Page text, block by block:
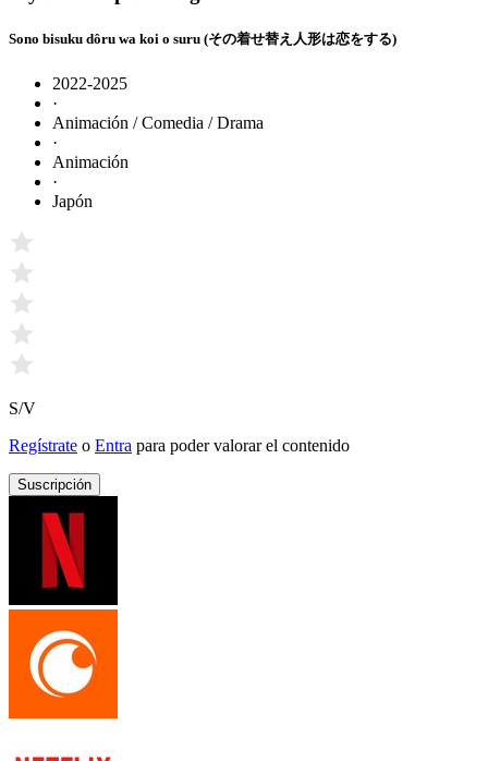
Sono bisuku dôru wa koi o suru (その着せ替え人形は恋をする)
2022-2025
·
Animación / Comedia / Drama
·
Animación
·
Japón
S/V
Regístrate o Entra para poder valorar el contenido
Suscripción